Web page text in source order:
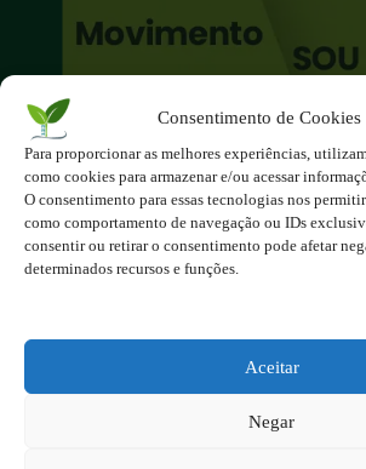
Consentimento de Cookies
Para proporcionar as melhores experiências,
como cookies para armazenar e/ou acessar
O consentimento para essas tecnologias nos
como comportamento de navegação ou IDs
consentir ou retirar o consentimento pode afetar
determinados recursos e funções.
Aceitar
Negar
O site é um movimento
Participe você também!
Podemos fazer muito
se nos unirmos!
Inscreva-se na
2025 - Todos os direitos reservados à